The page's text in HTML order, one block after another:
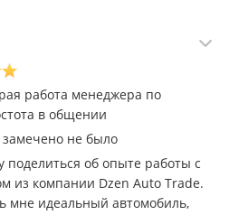
работа менеджера по
в общении
не было
поделиться об опыте работы с
из компании Dzen Auto Trade.
мне идеальный автомобиль,